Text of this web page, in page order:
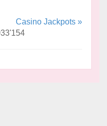
Casino Jackpots »